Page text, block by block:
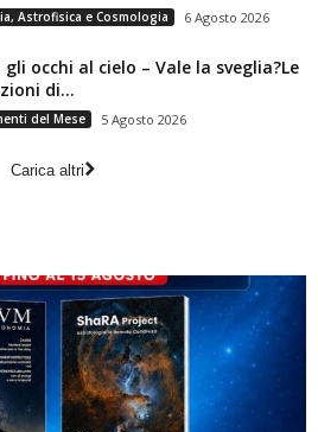
Astrofisica e Cosmologia 6 Agosto 2026
occhi al cielo – Vale la sveglia?Le
di...
del Mese 5 Agosto 2026
Carica altri